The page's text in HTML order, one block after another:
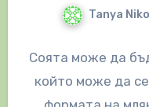
Tanya
Соята може да
който може да